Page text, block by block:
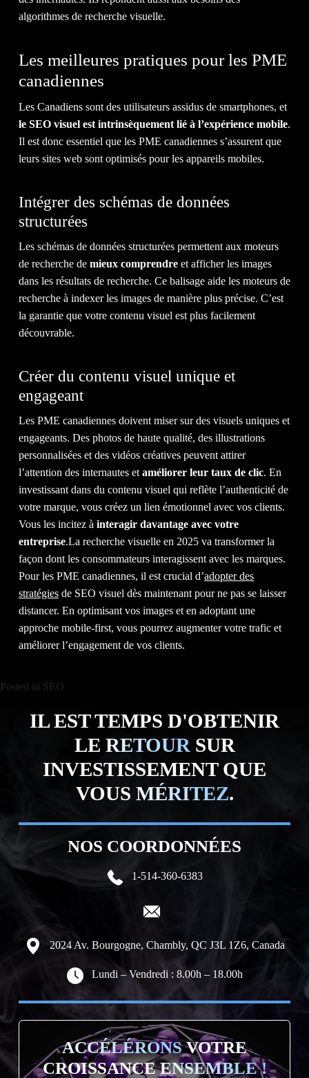
QUE VOUSMÉRITEZ.
DISCUTEZ AVEC NOUS
1-514-360-6383
algorithmes de recherche visuelle.
Les meilleures pratiques pour les PME
canadiennes
Les Canadiens sont des utilisateurs assidus de smartphones, et
le SEO visuel est intrinsèquement lié à l’expérience mobile.
Il est donc essentiel que les PME canadiennes s’assurent que
leurs sites web sont optimisés pour les appareils mobiles.
Intégrer des schémas de données
structurées
Les schémas de données structurées permettent aux moteurs
de recherche de mieux comprendre et afficher les images
dans les résultats de recherche. Ce balisage aide les moteurs de
recherche à indexer les images de manière plus précise. C’est
la garantie que votre contenu visuel est plus facilement
découvrable.
Créer du contenu visuel unique et
engageant
Les PME canadiennes doivent miser sur des visuels uniques et
engageants. Des photos de haute qualité, des illustrations
personnalisées et des vidéos créatives peuvent attirer
l’attention des internautes et améliorer leur taux de clic. En
investissant dans du contenu visuel qui reflète l’authenticité de
votre marque, vous créez un lien émotionnel avec vos clients.
Vous les incitez à interagir davantage avec votre
entreprise.La recherche visuelle en 2025 va transformer la
façon dont les consommateurs interagissent avec les marques.
Pour les PME canadiennes, il est crucial d’adopter des
stratégies de SEO visuel dès maintenant pour ne pas se laisser
distancer. En optimisant vos images et en adoptant une
approche mobile-first, vous pourrez augmenter votre trafic et
améliorer l’engagement de vos clients.
Posted in SEO
IL EST TEMPS D'OBTENIR
LE RETOURSUR
INVESTISSEMENT QUE
VOUS MÉRITEZ.
NOS COORDONNÉES
1-514-360-6383
2024 Av. Bourgogne, Chambly, QC J3L 1Z6, Canada
Lundi – Vendredi : 8.00h – 18.00h
ACCÉLÉRONSVOTRE
CROISSANCEENSEMBLE !